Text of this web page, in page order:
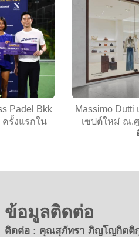
Padel Bkk
ครั้งแรกใน
Massimo
เซปต์ใหม่ ณ.
ข้อมูลติดต่อ
ติดต่อ : คุณสุภัทรา ภิญโญกิตติ